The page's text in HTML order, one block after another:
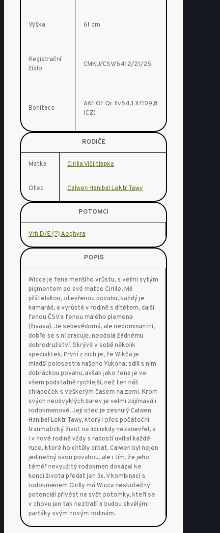
Výška 61 cm
Registrační
číslo
CMKU/CSV/6412/21/25
Bonitace
A61 Of Qr Xv54,1 Xf109,8
(CZ)
RODIČE
Matka Cirilla Vlčí tlapka
Otec Calwen Hanibal Lektr Tawy
POTOMCI
Vrh D/E (?) Aeghyra
POPIS
Wicca je fena menšího vrůstu, s velmi sytým
pigmentem po své matce Cirille. Má
přátelskou, otevřenou povahu, každý je
kamarád, a vyrůstá v rodině s dítětem, další
fenou ČSV a fenou malého plemene
(čivava). Je sebevědomá, ale nedominantní,
dobře se s ní pracuje, neodolá žádnému
dobrodružství. Skrývá v sobě několik
specialitek. První z nich je, že Wikča je
mladší polosestra našeho Yukona; sdílí s ním
dobráckou povahu, avšak jako fena je ve
všem podstatně rychlejší, než ten náš
chlapeček s veškerým časem na zemi. Krom
svých neobvyklých barev je velmi zajímavá i
rodokmenově. Její otec je zesnulý Calwen
Hanibal Lektr Tawy, který i přes počáteční
traumatický život na lidi nikdy nezanevřel, a
i v nové rodině vždy s radostí uvítal každé
ruce, které ho chtěly drbat. Calwen byl nejen
jedinečný svou povahou, ale i tím, že jeho
téměř nevyužitý rodokmen dokázal ke
konci života předat jen 3x. V kombinaci s
rodokmenem Cirilly má Wicca neskutečný
potenciál přivést na svět potomky, kteří se
v chovu jen tak neztratí a budou skvělými
parťáky svým novým rodinám.